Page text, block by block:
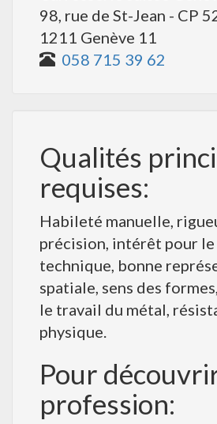
98, rue de St-Jean - CP
1211 Genève 11
058 715 39 62
Qualités
requises:
Habileté manuelle,
précision, intérêt pour le
technique, bonne
spatiale, sens des
le travail du métal,
physique.
Pour
profession: